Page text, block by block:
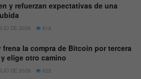
y refuerzan expectativas de una
DE 2026 818
frena la compra de Bitcoin por tercera
elige otro camino
DE 2026 622